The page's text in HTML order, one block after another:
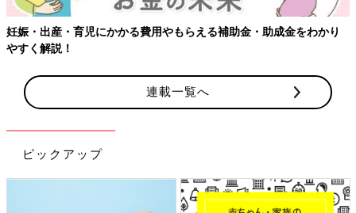
妊娠・出産・育児にかかる費用やもらえる補助金・助成金をわかり
やすく解説！
連載一覧へ
ピックアップ